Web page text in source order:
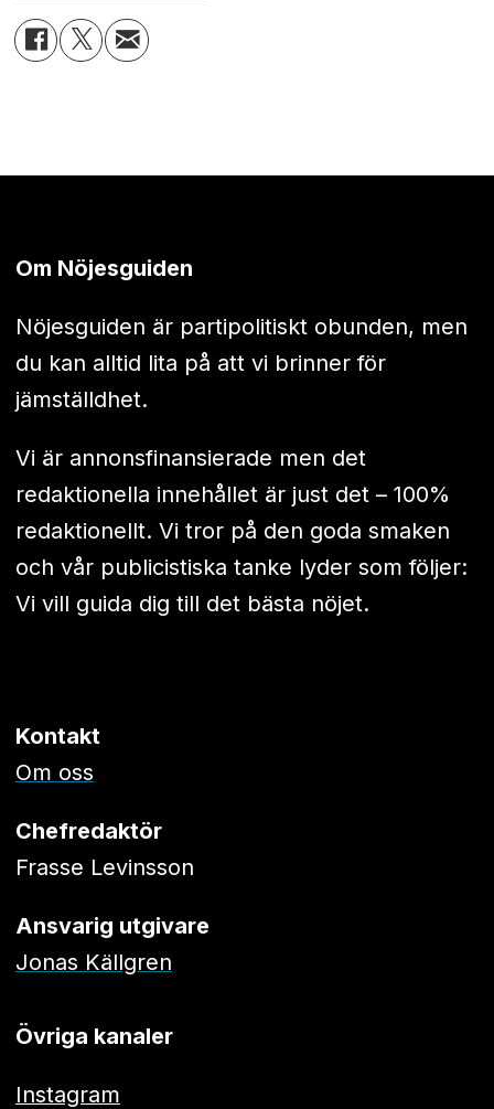
Om Nöjesguiden
Nöjesguiden är partipolitiskt obunden, men
du kan alltid lita på att vi brinner för
jämställdhet.
Vi är annonsfinansierade men det
redaktionella innehållet är just det – 100%
redaktionellt. Vi tror på den goda smaken
och vår publicistiska tanke lyder som följer:
Vi vill guida dig till det bästa nöjet.
Kontakt
Om oss
Chefredaktör
Frasse Levinsson
Ansvarig utgivare
Jonas Källgren
Övriga kanaler
Instagram